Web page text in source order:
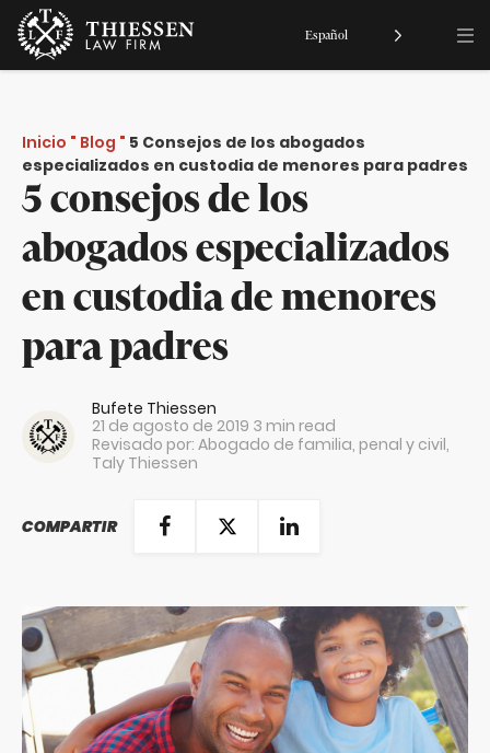
Inicio " Blog " 5 Consejos de los abogados
especializados en custodia de menores para padres
5 consejos de los
abogados especializados
en custodia de menores
para padres
Bufete Thiessen
21 de agosto de 2019 3 min read
Revisado por: Abogado de familia, penal y civil,
Taly Thiessen
COMPARTIR
Español